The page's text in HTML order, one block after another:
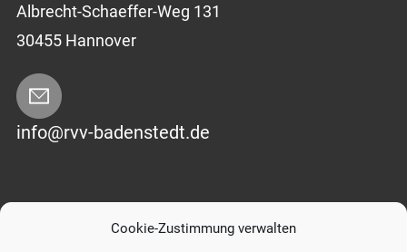
Cookie-Zustimmung verwalten
Albrecht-Schaeffer-Weg 131
30455 Hannover
info@rvv-badenstedt.de